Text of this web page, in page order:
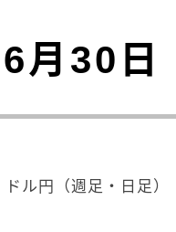
月30日
ル円（週足・日足）